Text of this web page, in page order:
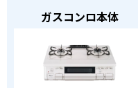
ガスコンロ本体